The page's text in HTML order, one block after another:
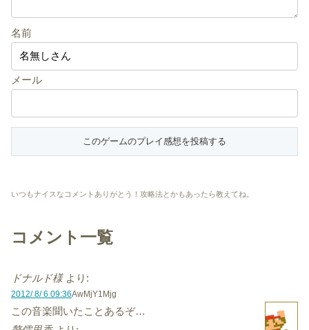
名前
メール
いつもナイスなコメントありがとう！攻略法とかもあったら教えてね。
コメント一覧
ドナルド様 より:
2012/ 8/ 6 09:36AwMjY1Mjg
この音楽聞いたことあるぞ…